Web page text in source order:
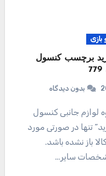
برچسب کنسول
بدون دیدگاه
تنها در صورتی مورد
باز نشده باشد.
سایر…